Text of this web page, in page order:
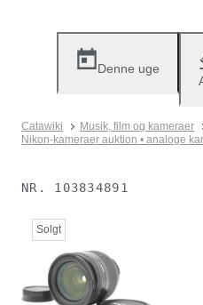
Denne uge
Catawiki Musik, film og kameraer
Nikon-kameraer auktion • analoge
NR. 103834891
Solgt